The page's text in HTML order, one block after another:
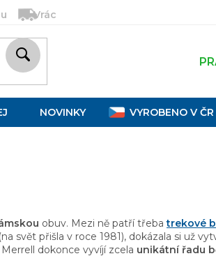
Vrácení, výměna a reklamace
NOVINKY VYROBENO V ČR
obuv. Mezi ně patří třebatrekové
svět přišla v roce 1981), dokázala si už
dokonce vyvíjí zcela unikátní řadu